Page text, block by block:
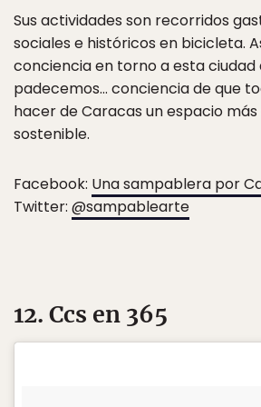
Sus actividades son recorridos
sociales e históricos en bicicleta.
conciencia en torno a esta ciudad
padecemos… conciencia de que
hacer de Caracas un espacio
sostenible.
Facebook: Una sampablera por
Twitter: @sampablearte
12. Ccs en 365